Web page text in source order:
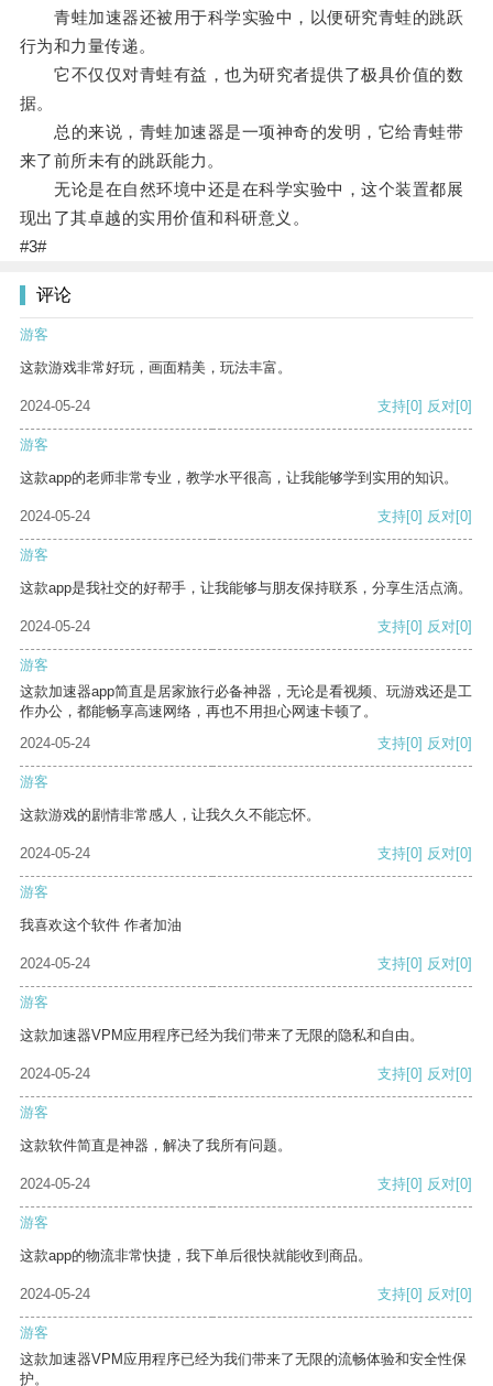
青蛙加速器还被用于科学实验中，以便研究青蛙的跳跃
行为和力量传递。
它不仅仅对青蛙有益，也为研究者提供了极具价值的数
据。
总的来说，青蛙加速器是一项神奇的发明，它给青蛙带
来了前所未有的跳跃能力。
无论是在自然环境中还是在科学实验中，这个装置都展
现出了其卓越的实用价值和科研意义。
#3#
评论
游客
这款游戏非常好玩，画面精美，玩法丰富。
2024-05-24 支持[0] 反对[0]
游客
这款app的老师非常专业，教学水平很高，让我能够学到实用的知识。
2024-05-24 支持[0] 反对[0]
游客
这款app是我社交的好帮手，让我能够与朋友保持联系，分享生活点滴。
2024-05-24 支持[0] 反对[0]
游客
这款加速器app简直是居家旅行必备神器，无论是看视频、玩游戏还是工
作办公，都能畅享高速网络，再也不用担心网速卡顿了。
2024-05-24
支持[0] 反对[0]
游客
这款游戏的剧情非常感人，让我久久不能忘怀。
2024-05-24 支持[0] 反对[0]
游客
我喜欢这个软件 作者加油
2024-05-24 支持[0] 反对[0]
游客
这款加速器VPM应用程序已经为我们带来了无限的隐私和自由。
2024-05-24 支持[0] 反对[0]
游客
这款软件简直是神器，解决了我所有问题。
2024-05-24 支持[0] 反对[0]
游客
这款app的物流非常快捷，我下单后很快就能收到商品。
2024-05-24 支持[0] 反对[0]
游客
这款加速器VPM应用程序已经为我们带来了无限的流畅体验和安全性保
护。